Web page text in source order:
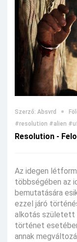
Szerző: Absvrd
#resolution #alien
Resolution -
Az idegen
többségében az
bemutatására
ezzel járó
alkotás született
történet
annak